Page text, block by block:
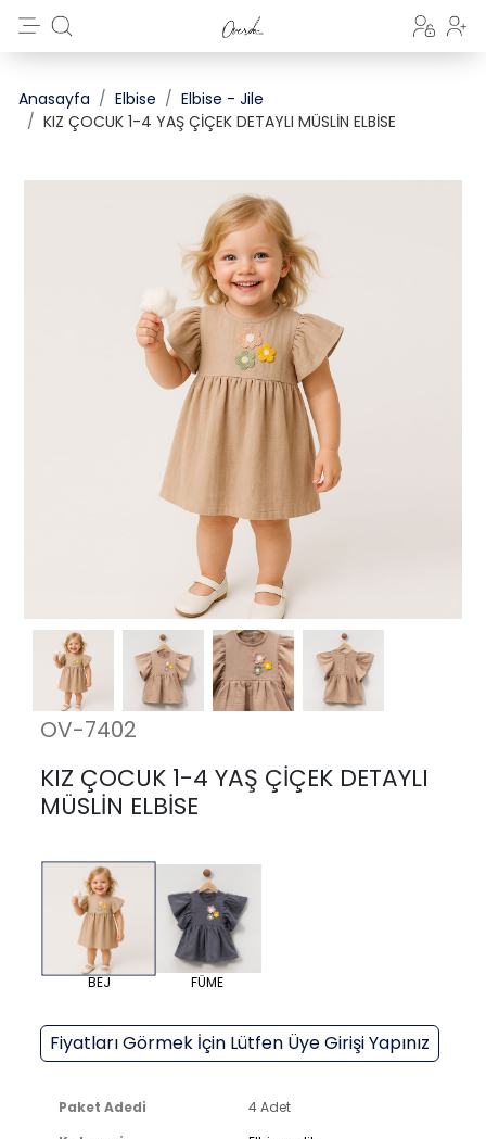
Anasayfa Elbise
Elbise - Jile
KIZ ÇOCUK 1-4 YAŞ ÇİÇEK DETAYLI MÜSLİN ELBİSE
OV-7402
KIZ ÇOCUK 1-4 YAŞ ÇİÇEK DETAYLI
MÜSLİN ELBİSE
BEJ FÜME
Fiyatları Görmek İçin Lütfen Üye Girişi Yapınız
Paket Adedi
4 Adet